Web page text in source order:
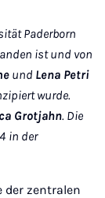
Paderborn
ist und von
und Lena Petri
wurde.
Grotjahn. Die
in der
der zentralen